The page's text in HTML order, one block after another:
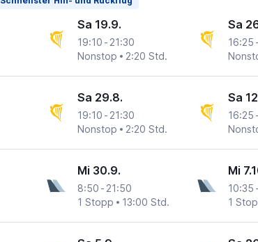
Sa 19.9.
19:10 - 21:30
Nonstop
2:20 Std.
Sa
16:25 -
Sa 29.8.
19:10 - 21:30
Nonstop
2:20 Std.
Sa
16:25 -
Mi 30.9.
8:50 - 21:50
1 Stopp
13:00 Std.
Mi
10:35 -
1